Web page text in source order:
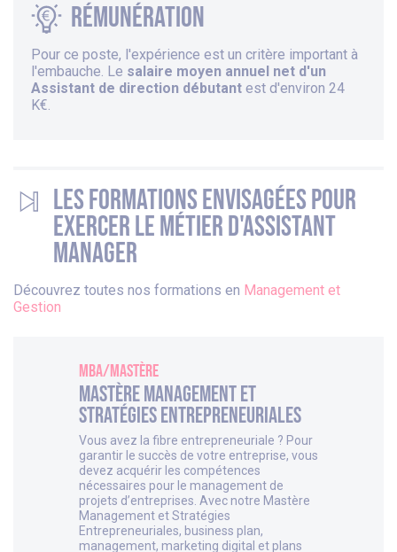
Rémunération
Pour ce poste, l'expérience est un critère important à
l'embauche. Le salaire moyen annuel net d'un
Assistant de direction débutant est d'environ 24
K€.
Les formations envisagées pour
exercer le métier d'Assistant
Manager
Découvrez toutes nos formations en Management et
Gestion
MBA/Mastère
Mastère Management et
Stratégies Entrepreneuriales
Vous avez la fibre entrepreneuriale ? Pour
garantir le succès de votre entreprise, vous
devez acquérir les compétences
nécessaires pour le management de
projets d’entreprises. Avec notre Mastère
Management et Stratégies
Entrepreneuriales, business plan,
management, marketing digital et plans